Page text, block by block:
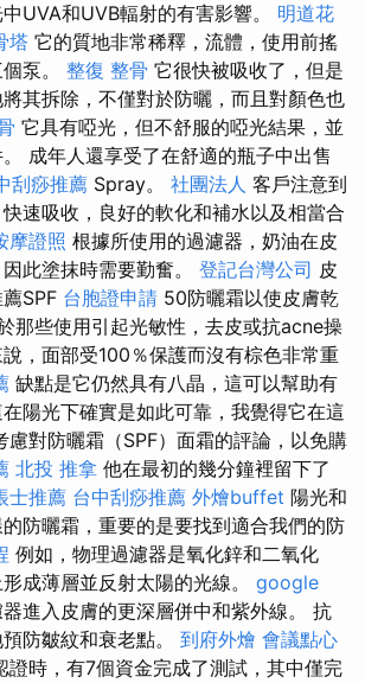
UVA和UVB輻射的有害影響。 明道花
塔 它的質地非常稀釋，流體，使用前搖
泵。 整復 整骨 它很快被吸收了，但是
其拆除，不僅對於防曬，而且對顏色也
它具有啞光，但不舒服的啞光結果，並
成年人還享受了在舒適的瓶子中出售
刮痧推薦 Spray。 社團法人 客戶注意到
速吸收，良好的軟化和補水以及相當合
摩證照 根據所使用的過濾器，奶油在皮
此塗抹時需要勤奮。 登記台灣公司 皮
SPF 台胞證申請 50防曬霜以使皮膚乾
那些使用引起光敏性，去皮或抗acne操
，面部受100％保護而沒有棕色非常重
缺點是它仍然具有八晶，這可以幫助有
陽光下確實是如此可靠，我覺得它在這
慮對防曬霜（SPF）面霜的評論，以免購
北投 推拿 他在最初的幾分鐘裡留下了
士推薦 台中刮痧推薦 外燴buffet 陽光和
防曬霜，重要的是要找到適合我們的防
例如，物理過濾器是氧化鋅和二氧化
成薄層並反射太陽的光線。 google
進入皮膚的更深層併中和紫外線。 抗
防皺紋和衰老點。 到府外燴 會議點心
證時，有7個資金完成了測試，其中僅完